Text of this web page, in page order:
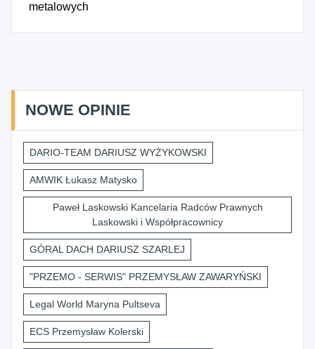
metalowych
NOWE OPINIE
DARIO-TEAM DARIUSZ WYŻYKOWSKI
AMWIK Łukasz Matysko
Paweł Laskowski Kancelaria Radców Prawnych
Laskowski i Współpracownicy
GÓRAL DACH DARIUSZ SZARLEJ
"PRZEMO - SERWIS" PRZEMYSŁAW ZAWARYŃSKI
Legal World Maryna Pultseva
ECS Przemysław Kolerski